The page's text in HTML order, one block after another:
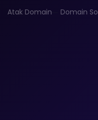
Atak Domain Domain